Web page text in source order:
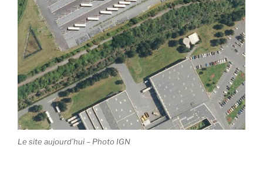
Le site aujourd’hui – Photo IGN